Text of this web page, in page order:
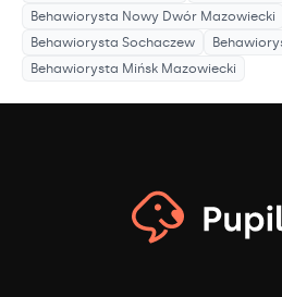
Behawiorysta Nowy Dwór Mazowiecki
Behawiorysta Sochaczew
Behawiorysta Mińsk Mazowiecki